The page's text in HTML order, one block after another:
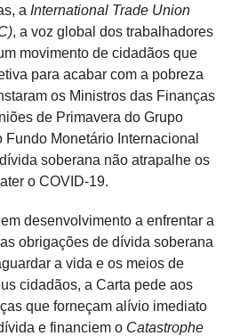
a International Trade Union
, a voz global dos trabalhadores
movimento de cidadãos que
para acabar com a pobreza
os Ministros das Finanças
de Primavera do Grupo
Fundo Monetário Internacional
soberana não atrapalhe os
o COVID-19.
desenvolvimento a enfrentar a
obrigações de dívida soberana
a vida e os meios de
cidadãos, a Carta pede aos
que forneçam alívio imediato
e financiem o Catastrophe